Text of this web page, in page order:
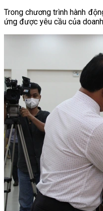
Trong chương trình hành
ứng được yêu cầu của